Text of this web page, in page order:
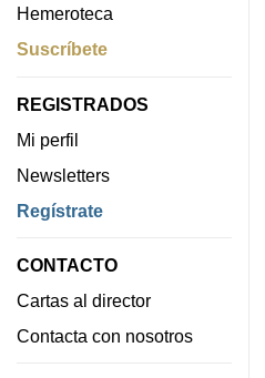
Hemeroteca
Suscríbete
REGISTRADOS
Mi perfil
Newsletters
Regístrate
CONTACTO
Cartas al director
Contacta con nosotros